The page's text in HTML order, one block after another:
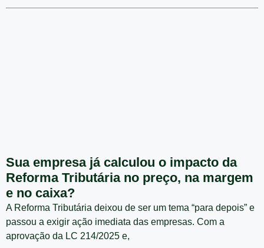
Sua empresa já calculou o impacto da
Reforma Tributária no preço, na margem
e no caixa?
A Reforma Tributária deixou de ser um tema “para depois” e
passou a exigir ação imediata das empresas. Com a
aprovação da LC 214/2025 e,